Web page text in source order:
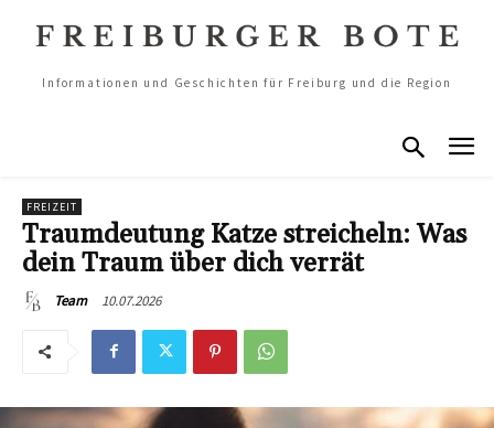
Informationen und Geschichten für Freiburg und die Region
FREIZEIT
Traumdeutung Katze streicheln: Was
dein Traum über dich verrät
Team 10.07.2026